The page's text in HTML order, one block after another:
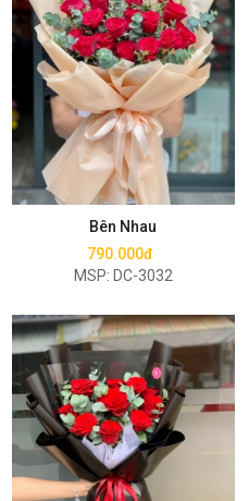
Bên Nhau
790.000đ
MSP: DC-3032
Mua ngay